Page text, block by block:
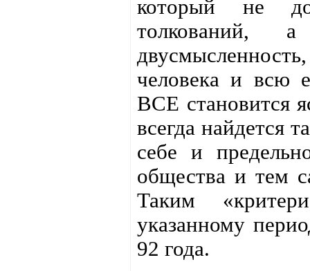
который не
толкований,
человека и всю
ВСЕ становится
всегда найдется
себе и
общества и тем
Таким
указанному
92 года.